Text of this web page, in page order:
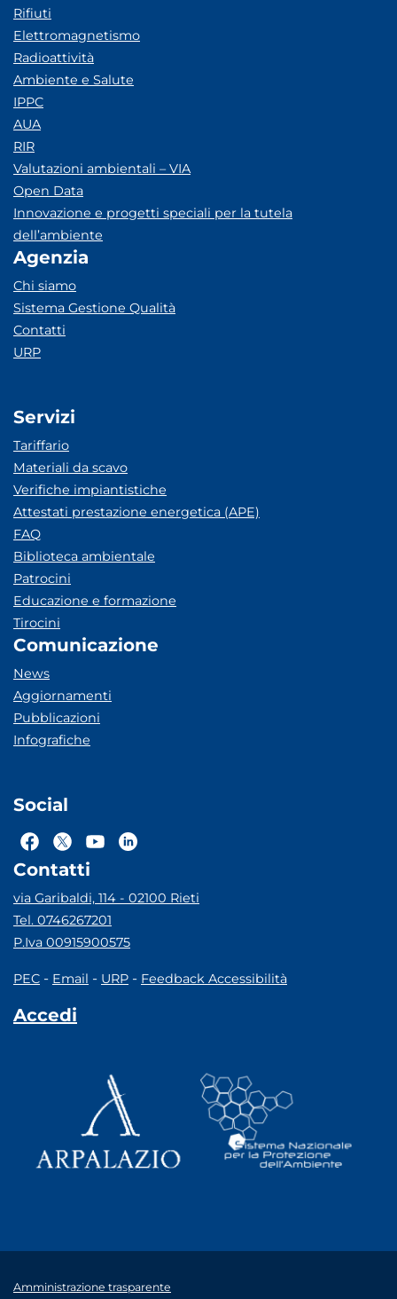
Rifiuti
Elettromagnetismo
Radioattività
Ambiente e Salute
IPPC
AUA
RIR
Valutazioni ambientali – VIA
Open Data
Innovazione e progetti speciali per la tutela
dell’ambiente
Agenzia
Chi siamo
Sistema Gestione Qualità
Contatti
URP
Servizi
Tariffario
Materiali da scavo
Verifiche impiantistiche
Attestati prestazione energetica (APE)
FAQ
Biblioteca ambientale
Patrocini
Educazione e formazione
Tirocini
Comunicazione
News
Aggiornamenti
Pubblicazioni
Infografiche
Social
Contatti
via Garibaldi, 114 - 02100 Rieti
Tel. 0746267201
P.Iva 00915900575
PEC - Email - URP - Feedback Accessibilità
Accedi
Amministrazione trasparente